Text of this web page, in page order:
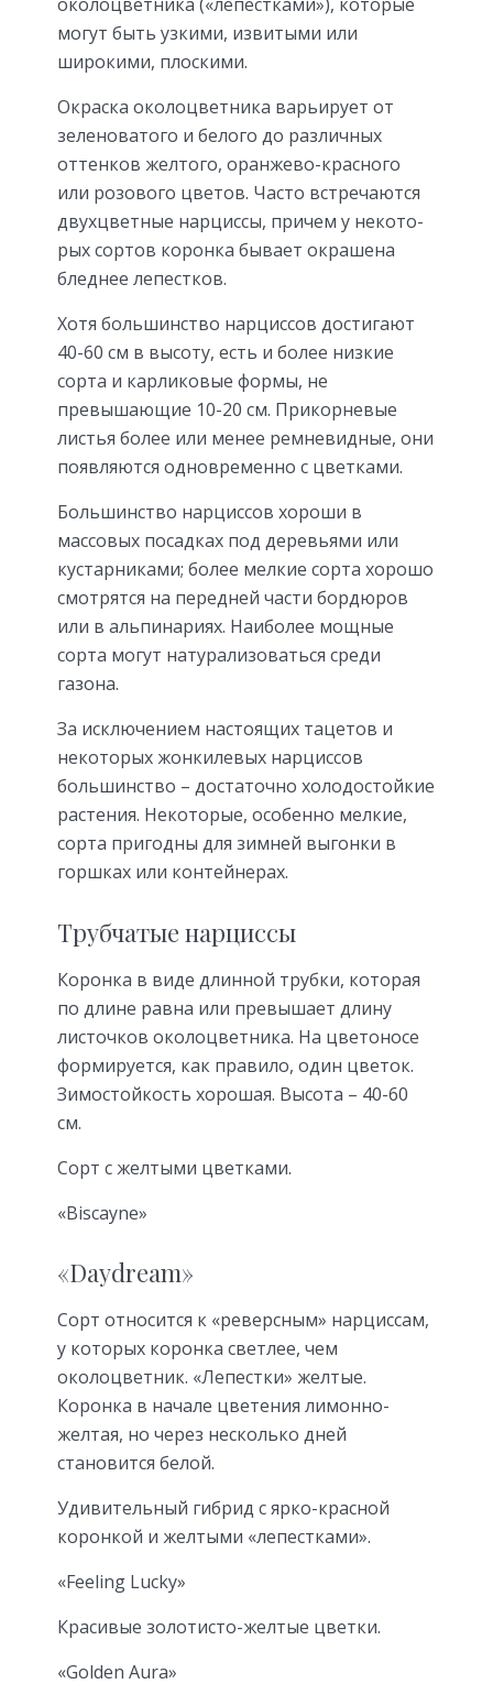
могут быть узкими, извиты­ми или
широкими, плоскими.
Окраска околоцветника варьирует от
зеленова­того и белого до различных
оттенков желтого, оранжево-красного
или розо­вого цветов. Часто встречаются
двух­цветные нарциссы, причем у некото­
рых сортов коронка бывает окрашена
бледнее лепестков.
Хотя большинство нарциссов до­стигают
40-60 см в высоту, есть и бо­лее низкие
сорта и карликовые формы, не
превышающие 10-20 см. При­корневые
листья более или менее рем­невидные, они
появляются одновременно с цветками.
Большинство нарциссов хороши в
массовых посадках под деревьями или
кустарниками; более мелкие сорта хорошо
смотрятся на передней части бордюров
или в альпинариях. Наи­более мощные
сорта могут натурали­зоваться среди
газона.
За исключением настоящих тацетов и
некоторых жонкилевых нарциссов
большинство – достаточно холодостойкие
растения. Некоторые, особен­но мелкие,
сорта пригодны для зимней выгонки в
горшках или контейнерах.
Трубчатые нарциссы
Коронка в виде длинной трубки, кото­рая
по длине равна или превышает длину
листочков околоцветника. На цветоносе
формируется, как прави­ло, один цветок.
Зимостойкость хоро­шая. Высота – 40-60
см.
Сорт с желтыми цветками.
«Biscayne»
«Daydream»
Сорт относится к «реверсным» нарциссам,
у которых коронка светлее, чем
околоцветник. «Лепестки» желтые.
Коронка в начале цветения лимонно-
желтая, но через не­сколько дней
становится белой.
Удивительный гибрид с яр­ко-красной
коронкой и желтыми «ле­пестками».
«Feeling Lucky»
Красивые золо­тисто-желтые цветки.
«Golden Aura»